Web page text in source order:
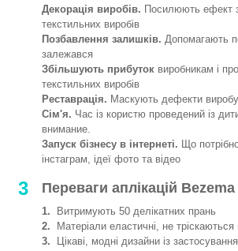
Декорація виробів. Посилюють ефект
текстильних виробів
Позбавлення залишків. Допомагають
залежався
Збільшують прибуток виробникам і
текстильних виробів
Реставрація. Маскують дефекти виробу
Сім'я. Час із користю проведений із
внимание.
Запуск бізнесу в інтернеті. Що
інстаграм, ідеї фото та відео
3 Переваги аплікацій Bezema
1. Витримують 50 делікатних прань
2. Матеріали еластичні, не
3. Цікаві, модні дизайни із